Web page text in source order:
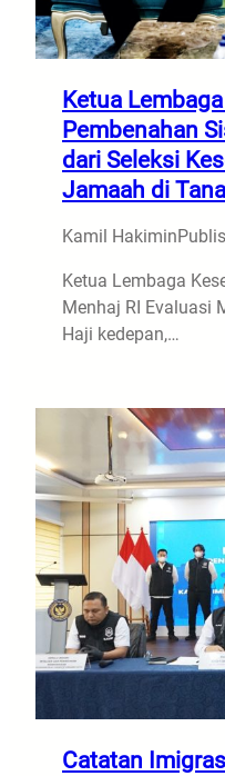
Ketua
Pembenahan
dari Seleksi
Jamaah di
Kamil Hakimin
Ketua Lembaga
Menhaj RI Evaluasi
Haji kedepan,…
Catatan